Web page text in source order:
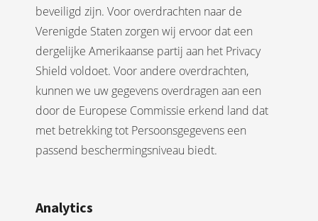
beveiligd zijn. Voor overdrachten naar de
Verenigde Staten zorgen wij ervoor dat een
dergelijke Amerikaanse partij aan het Privacy
Shield voldoet. Voor andere overdrachten,
kunnen we uw gegevens overdragen aan een
door de Europese Commissie erkend land dat
met betrekking tot Persoonsgegevens een
passend beschermingsniveau biedt.
Analytics